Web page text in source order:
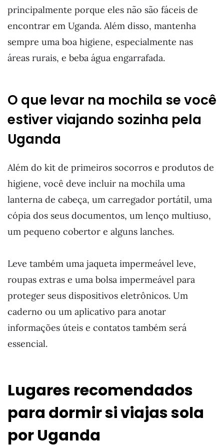
principalmente porque eles não são fáceis de
encontrar em Uganda. Além disso, mantenha
sempre uma boa higiene, especialmente nas
áreas rurais, e beba água engarrafada.
O que levar na mochila se você
estiver viajando sozinha pela
Uganda
Além do kit de primeiros socorros e produtos de
higiene, você deve incluir na mochila uma
lanterna de cabeça, um carregador portátil, uma
cópia dos seus documentos, um lenço multiuso,
um pequeno cobertor e alguns lanches.
Leve também uma jaqueta impermeável leve,
roupas extras e uma bolsa impermeável para
proteger seus dispositivos eletrônicos. Um
caderno ou um aplicativo para anotar
informações úteis e contatos também será
essencial.
Lugares recomendados
para dormir si viajas sola
por Uganda